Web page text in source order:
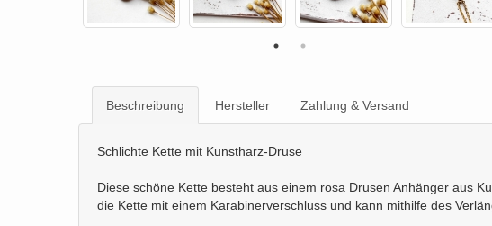
Beschreibung Hersteller Zahlung & Versand
Schlichte Kette mit Kunstharz-Druse
Diese schöne Kette besteht aus einem rosa Drusen Anhänger aus
die Kette mit einem Karabinerverschluss und kann mithilfe des